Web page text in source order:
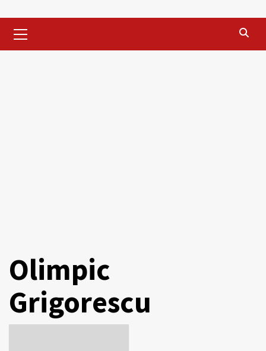
Menu
Olimpic
Grigorescu